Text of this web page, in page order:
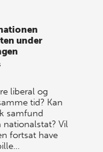
under
liberal og
tid? Kan
samfund
Vil
fortsat have